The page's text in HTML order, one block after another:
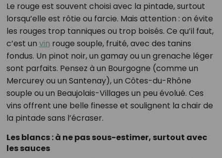
Le rouge est souvent choisi avec la pintade, surtout
lorsqu’elle est rôtie ou farcie. Mais attention : on évite
les rouges trop tanniques ou trop boisés. Ce qu’il faut,
c’est un vin rouge souple, fruité, avec des tanins
fondus. Un pinot noir, un gamay ou un grenache léger
sont parfaits. Pensez à un Bourgogne (comme un
Mercurey ou un Santenay), un Côtes-du-Rhône
souple ou un Beaujolais-Villages un peu évolué. Ces
vins offrent une belle finesse et soulignent la chair de
la pintade sans l’écraser.
Les blancs : à ne pas sous-estimer, surtout avec
les sauces